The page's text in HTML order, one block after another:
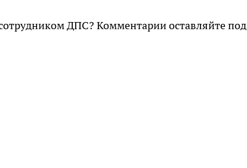
ДПС? Комментарии оставляйте под